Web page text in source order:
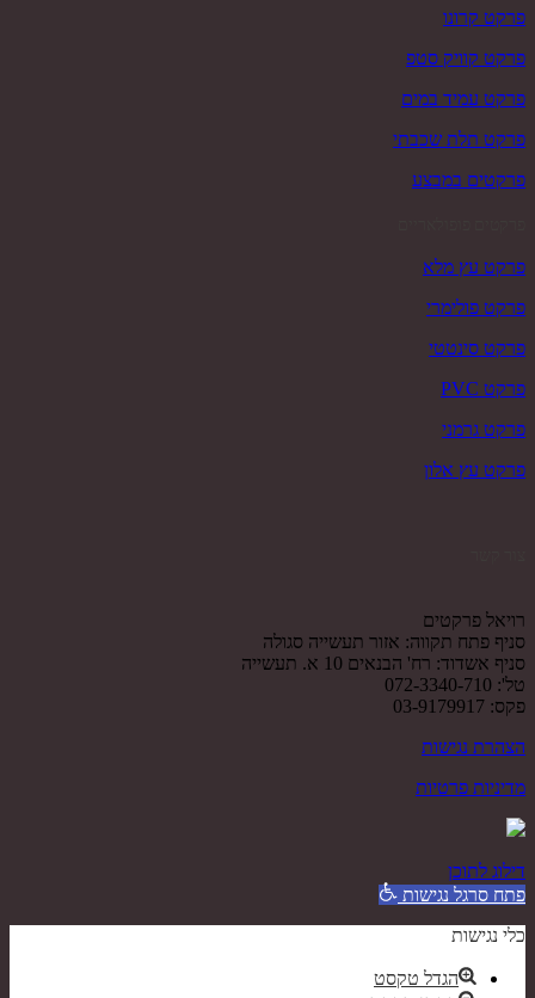
פרקט קרונו
פרקט קוויק סטפ
פרקט עמיד במים
פרקט תלת שכבתי
פרקטים במבצע
פרקט עץ מלא
פרקט פולימרי
פרקט סינטטי
פרקט PVC
פרקט גרמני
פרקט עץ אלון
רויאל פרקטים
סניף פתח תקווה: אזור תעשייה סגולה
סניף אשדוד: רח' הבנאים 10 א. תעשייה
טל': 072-3340-710
פקס: 03-9179917
הצהרת נגישות
מדיניות פרטיות
דילוג לתוכן
פתח סרגל נגישות
כלי נגישות
הגדל טקסט